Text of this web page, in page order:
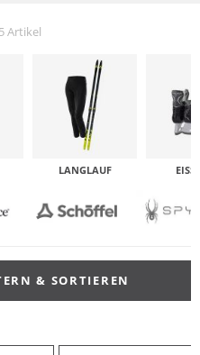
Artikel
LANGLAUF
& SORTIEREN